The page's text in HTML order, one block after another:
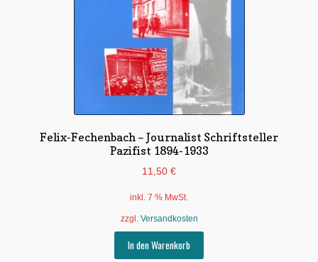
Felix-Fechenbach – Journalist Schriftsteller
Pazifist 1894-1933
11,50 €
inkl. 7 % MwSt.
zzgl. Versandkosten
In den Warenkorb